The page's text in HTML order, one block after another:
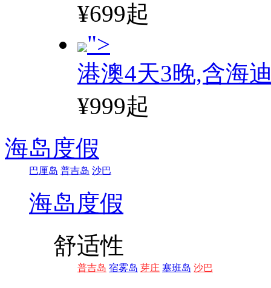
¥699起
">
港澳4天3晚,含海
¥999起
海岛度假
巴厘岛 普吉岛 沙巴
海岛度假
舒适性
普吉岛 宿雾岛 芽庄 塞班岛 沙巴